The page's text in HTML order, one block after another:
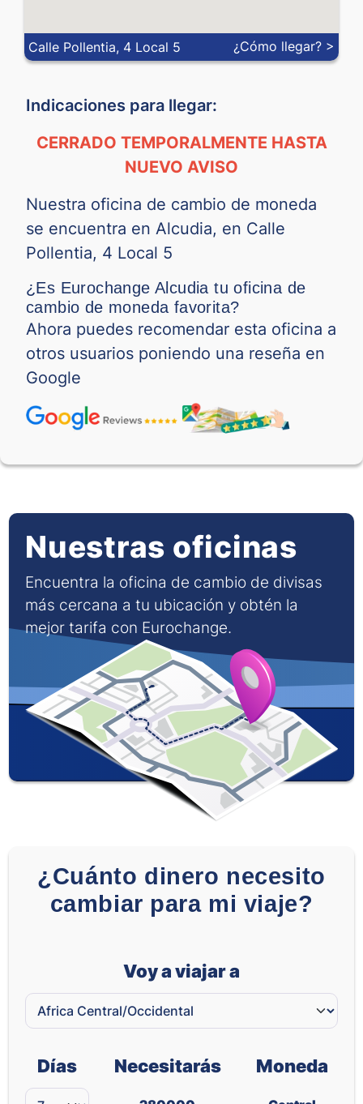
MYR -
-
PHP - -
PLN -
RON -
RSD - -
SEK - -
SGD - -
TND - -
TRY - -
TWD
- -
XOF
ZAR - -
Calle Pollentia, 4 Local 5 ¿Cómo llegar? >
Indicaciones para llegar:
CERRADO TEMPORALMENTE HASTA
NUEVO AVISO
Nuestra oficina de cambio de moneda
se encuentra en Alcudia, en Calle
Pollentia, 4 Local 5
¿Es Eurochange Alcudia tu oficina de
cambio de moneda favorita?
Ahora puedes recomendar esta oficina a
otros usuarios poniendo una reseña en
Google
Nuestras oficinas
Encuentra la oficina de cambio de divisas
más cercana a tu ubicación y obtén la
mejor tarifa con Eurochange.
¿Cuánto dinero necesito
cambiar para mi viaje?
Voy a viajar a
Días Necesitarás Moneda